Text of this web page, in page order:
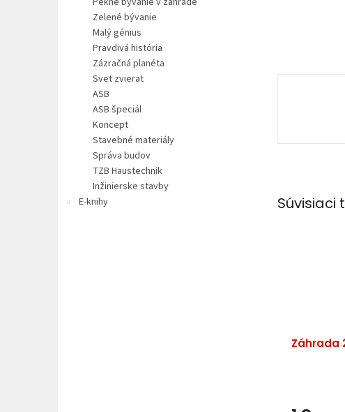
Zelené bývanie
Malý génius
Pravdivá história
Zázračná planéta
Svet zvierat
ASB
ASB špeciál
Koncept
Stavebné materiály
Správa budov
TZB Haustechnik
Inžinierske stavby
E-knihy
Súvisiaci
Záhrada